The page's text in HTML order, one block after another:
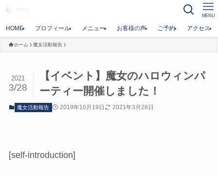
MENU
HOME プロフィール メニュー お客様の声 ご予約 アクセス
ホーム 魔女活動報告
【イベント】魔女のハロウィンパ
ーティー開催しました！
2021
3/28
魔女活動報告 2019年10月19日 2021年3月28日
[self-introduction]